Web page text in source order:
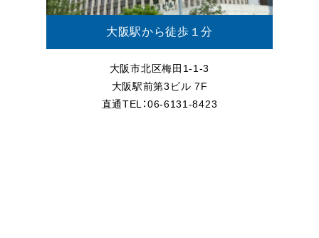
大阪駅から徒歩１分
大阪市北区梅田1-1-3
大阪駅前第3ビル 7F
直通TEL：06-6131-8423